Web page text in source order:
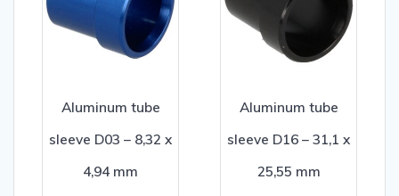
Aluminum tube
sleeve D03 – 8,32 x
4,94 mm
Aluminum tube
sleeve D16 – 31,1 x
25,55 mm